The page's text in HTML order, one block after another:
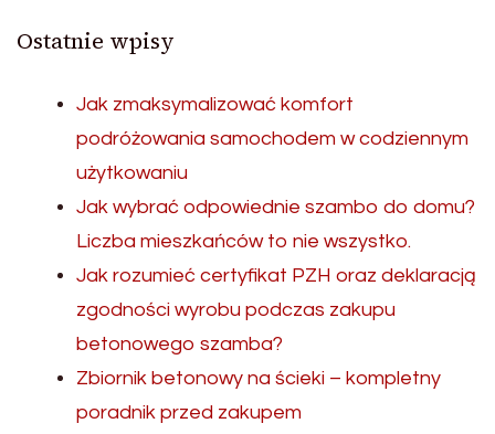
Ostatnie wpisy
Jak zmaksymalizować komfort
podróżowania samochodem w codziennym
użytkowaniu
Jak wybrać odpowiednie szambo do domu?
Liczba mieszkańców to nie wszystko.
Jak rozumieć certyfikat PZH oraz deklaracją
zgodności wyrobu podczas zakupu
betonowego szamba?
Zbiornik betonowy na ścieki – kompletny
poradnik przed zakupem